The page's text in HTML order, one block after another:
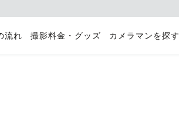
流れ 撮影料金・グッズ カメラマンを探す